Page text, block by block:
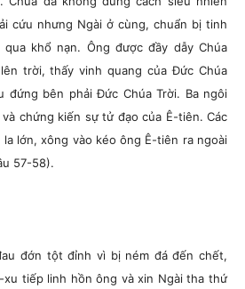
cứu nhưng Ngài ở cùng, chuẩn bị tinh
khổ nạn. Ông được đầy dẫy Chúa
trời, thấy vinh quang của Đức Chúa
đứng bên phải Đức Chúa Trời. Ba ngôi
chứng kiến sự tử đạo của Ê-tiên. Các
lớn, xông vào kéo ông Ê-tiên ra ngoài
57-58).
đớn tột đỉnh vì bị ném đá đến chết,
xu tiếp linh hồn ông và xin Ngài tha thứ